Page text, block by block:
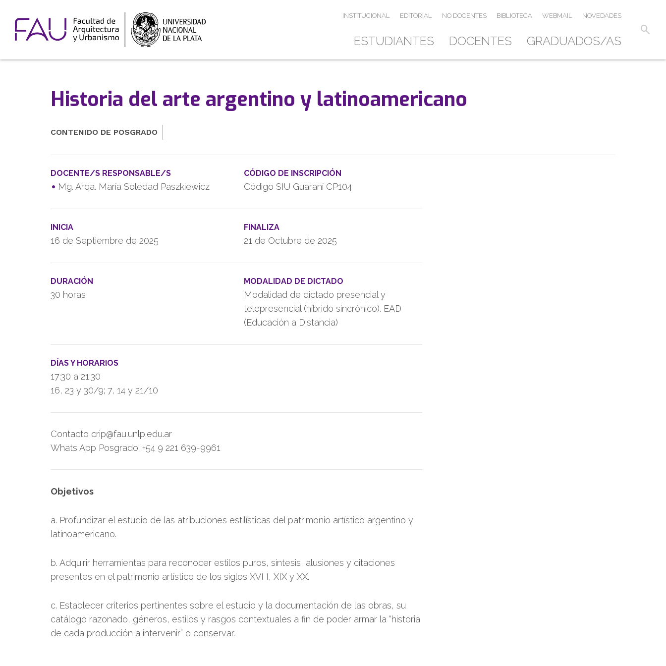
search
ESTUDIANTES DOCENTES GRADUADOS/AS
INSTITUCIONAL EDITORIAL NO DOCENTES BIBLIOTECA WEBMAIL NOVEDADES
Historia del arte argentino y latinoamericano
CONTENIDO DE POSGRADO
DOCENTE/S RESPONSABLE/S
Mg. Arqa. María Soledad Paszkiewicz
CÓDIGO DE INSCRIPCIÓN
Código SIU Guaraní CP104
INICIA
16 de Septiembre de 2025
FINALIZA
21 de Octubre de 2025
DURACIÓN
30 horas
MODALIDAD DE DICTADO
Modalidad de dictado presencial y
telepresencial (híbrido sincrónico). EAD
(Educación a Distancia)
DÍAS Y HORARIOS
17:30 a 21:30
16, 23 y 30/9; 7, 14 y 21/10
Contacto crip@fau.unlp.edu.ar
Whats App Posgrado: +54 9 221 639-9961
Objetivos
a. Profundizar el estudio de las atribuciones estilísticas del patrimonio artístico argentino y
latinoamericano.
b. Adquirir herramientas para reconocer estilos puros, síntesis, alusiones y citaciones
presentes en el patrimonio artístico de los siglos XVI I, XIX y XX.
c. Establecer criterios pertinentes sobre el estudio y la documentación de las obras, su
catálogo razonado, géneros, estilos y rasgos contextuales a fin de poder armar la “historia
de cada producción a intervenir” o conservar.